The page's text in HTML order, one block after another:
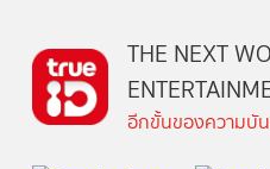
THE NEXT
อีกขั้นของความบั